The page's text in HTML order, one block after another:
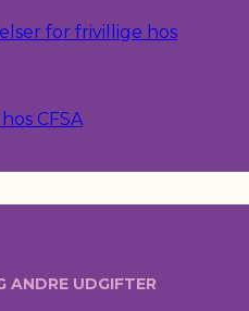
for frivillige hos
CFSA
ANDRE UDGIFTER